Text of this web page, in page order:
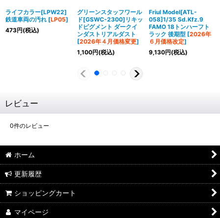
ライフカラー[LPW22]
鉄道車両の汚れ [LP05]
473円(税込)
グリーンスタッフワール
ド[GSWC-2300]リキッ
ドピグメント ダークイ
ンダストリアルダスト
[2026年４月価格変更]
1,100円(税込)
Friul Model[ATL-
058]1/35 Sd.Kfz.9
FAMO 18トンハーフト
ラック 後期型 [2026年
６月価格改定]
9,130円(税込)
レビュー
0件のレビュー
ホーム
更新履歴
ショッピングカート
マイページ